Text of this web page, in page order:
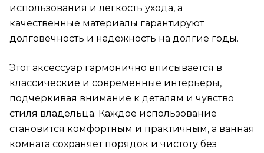
использования и легкость ухода, а
качественные материалы гарантируют
долговечность и надежность на долгие годы.
Этот аксессуар гармонично вписывается в
классические и современные интерьеры,
подчеркивая внимание к деталям и чувство
стиля владельца. Каждое использование
становится комфортным и практичным, а ванная
комната сохраняет порядок и чистоту без